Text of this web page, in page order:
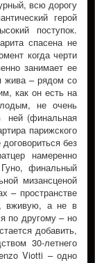
всю дорогу
герой
поступок.
спасена не
когда черти
занимает ее
жива – рядом со
как он есть на
не очень
ней (финальная
парижского
без
намеренно
финальный
мизансценой
– пространстве
вживую, а не в
по другому – но
добавить,
30-летнего
Viotti – одно